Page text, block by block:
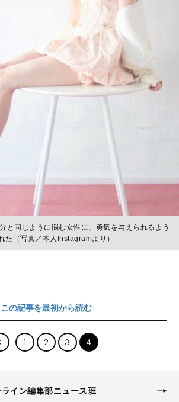
と同じように悩む女性に、勇気を与えられるよう
た（写真／本人Instagramより）
この記事を最初から読む
1 2 3 4
イン編集部ニュース班